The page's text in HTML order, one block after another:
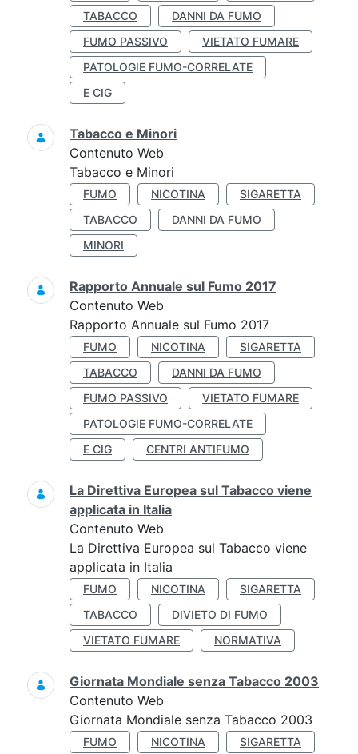
TABACCO
DANNI DA FUMO
FUMO PASSIVO
VIETATO FUMARE
PATOLOGIE FUMO-CORRELATE
E CIG
Tabacco e Minori
Contenuto Web
Tabacco e Minori
FUMO NICOTINA
SIGARETTA
TABACCO
DANNI DA FUMO
MINORI
Rapporto Annuale sul Fumo 2017
Contenuto Web
Rapporto Annuale sul Fumo 2017
FUMO NICOTINA
SIGARETTA
TABACCO
DANNI DA FUMO
FUMO PASSIVO
VIETATO FUMARE
PATOLOGIE FUMO-CORRELATE
E CIG
CENTRI ANTIFUMO
La Direttiva Europea sul Tabacco viene
applicata in Italia
Contenuto Web
La Direttiva Europea sul Tabacco viene
applicata in Italia
FUMO NICOTINA
SIGARETTA
TABACCO
DIVIETO DI FUMO
VIETATO FUMARE
NORMATIVA
Giornata Mondiale senza Tabacco 2003
Contenuto Web
Giornata Mondiale senza Tabacco 2003
FUMO NICOTINA SIGARETTA